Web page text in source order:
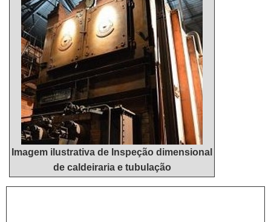
SEGMENTOSomente na Master Serviços e
Usinagem existe variedade e qualidade quando o
assunto for tambor para correia transportadora. São
diversas opções de itens oferecidos, como redutor
industrial e serviço de usinagem.Tem rótulo de
comprometida com seus serviços, além de ser uma
empresa que assegura a agilidade em seus
serviços, qualificações possíveis pelo fato de
possuir escritório de alta qualidade onde são
realizadas as atividades e estrutura suficiente para
atender todas as demandas.Esses fatores,
Imagem ilustrativa de Inspeção dimensional
de caldeiraria e tubulação